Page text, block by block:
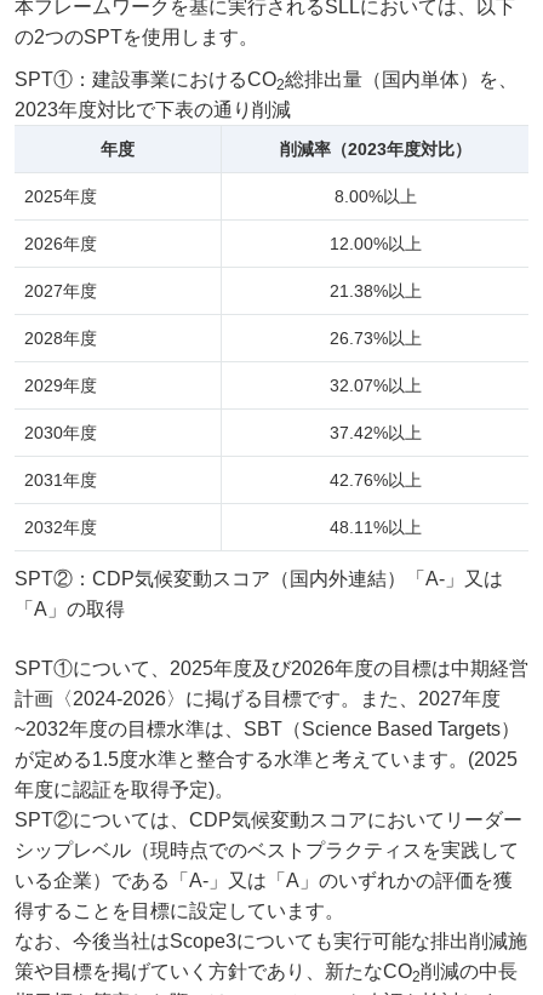
本フレームワークを基に実行されるSLLにおいては、以下
の2つのSPTを使用します。
SPT①：建設事業におけるCO2総排出量（国内単体）を、
2023年度対比で下表の通り削減
年度 削減率（2023年度対比）
2025年度 8.00%以上
2026年度 12.00%以上
2027年度 21.38%以上
2028年度 26.73%以上
2029年度 32.07%以上
2030年度 37.42%以上
2031年度 42.76%以上
2032年度 48.11%以上
SPT②：CDP気候変動スコア（国内外連結）「A-」又は
「A」の取得
SPT①について、2025年度及び2026年度の目標は中期経営
計画〈2024-2026〉に掲げる目標です。また、2027年度
~2032年度の目標水準は、SBT（Science Based Targets）
が定める1.5度水準と整合する水準と考えています。(2025
年度に認証を取得予定)。
SPT②については、CDP気候変動スコアにおいてリーダー
シップレベル（現時点でのベストプラクティスを実践して
いる企業）である「A-」又は「A」のいずれかの評価を獲
得することを目標に設定しています。
なお、今後当社はScope3についても実行可能な排出削減施
策や目標を掲げていく方針であり、新たなCO2削減の中長